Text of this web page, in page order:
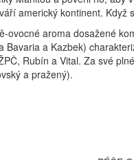
americký kontinent.
ovocné aroma dosažené
Bavaria a Kazbek)
Rubín a Vital. Za své
a pražený).